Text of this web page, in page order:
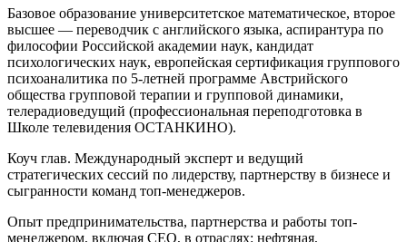
Базовое образование университетское математическое, второе
высшее — переводчик с английского языка, аспирантура по
философии Российской академии наук, кандидат
психологических наук, европейская сертификация группового
психоаналитика по 5-летней программе Австрийского
общества групповой терапии и групповой динамики,
телерадиоведущий (профессиональная переподготовка в
Школе телевидения ОСТАНКИНО).
Коуч глав. Международный эксперт и ведущий
стратегических сессий по лидерству, партнерству в бизнесе и
сыгранности команд топ-менеджеров.
Опыт предпринимательства, партнерства и работы топ-
менеджером, включая CEO, в отраслях: нефтяная,